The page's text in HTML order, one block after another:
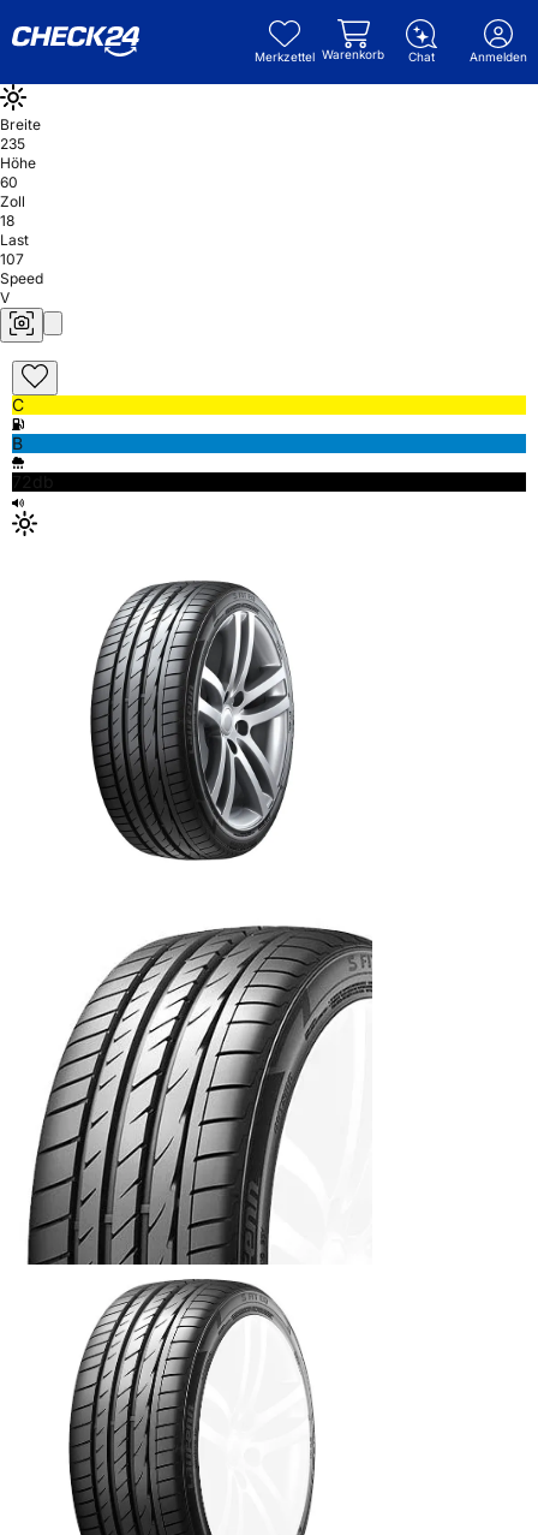
Merkzettel Warenkorb Chat Anmelden
Breite
235
Höhe
60
Zoll
18
Last
107
Speed
V
C
B
72db